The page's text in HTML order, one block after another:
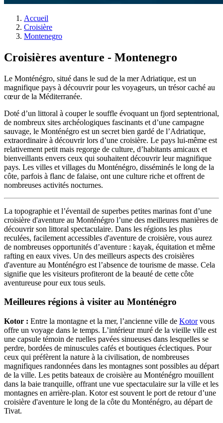
Accueil
Croisière
Montenegro
Croisières aventure - Montenegro
Le Monténégro, situé dans le sud de la mer Adriatique, est un
magnifique pays à découvrir pour les voyageurs, un trésor caché au
cœur de la Méditerranée.
Doté d’un littoral à couper le souffle évoquant un fjord septentrional,
de nombreux sites archéologiques fascinants et d’une campagne
sauvage, le Monténégro est un secret bien gardé de l’Adriatique,
extraordinaire à découvrir lors d’une croisière. Le pays lui-même est
relativement petit mais regorge de culture, d’habitants amicaux et
bienveillants envers ceux qui souhaitent découvrir leur magnifique
pays. Les villes et villages du Monténégro, disséminés le long de la
côte, parfois à flanc de falaise, ont une culture riche et offrent de
nombreuses activités nocturnes.
La topographie et l’éventail de superbes petites marinas font d’une
croisière d'aventure au Monténégro l’une des meilleures manières de
découvrir son littoral spectaculaire. Dans les régions les plus
reculées, facilement accessibles d'aventure de croisière, vous aurez
de nombreuses opportunités d’aventure : kayak, équitation et même
rafting en eaux vives. Un des meilleurs aspects des croisières
d'aventure au Monténégro est l’absence de tourisme de masse. Cela
signifie que les visiteurs profiteront de la beauté de cette côte
aventureuse pour eux tous seuls.
Meilleures régions à visiter au Monténégro
Kotor : Entre la montagne et la mer, l’ancienne ville de Kotor vous
offre un voyage dans le temps. L’intérieur muré de la vieille ville est
une capsule témoin de ruelles pavées sinueuses dans lesquelles se
perdre, bordées de minuscules cafés et boutiques éclectiques. Pour
ceux qui préfèrent la nature à la civilisation, de nombreuses
magnifiques randonnées dans les montagnes sont possibles au départ
de la ville. Les petits bateaux de croisière au Monténégro mouillent
dans la baie tranquille, offrant une vue spectaculaire sur la ville et les
montagnes en arrière-plan. Kotor est souvent le port de retour d’une
croisière d'aventure le long de la côte du Monténégro, au départ de
Tivat.